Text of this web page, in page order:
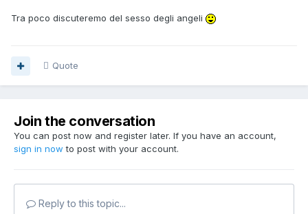
Tra poco discuteremo del sesso degli angeli
Quote
Join the conversation
You can post now and register later. If you have an account,
sign in now to post with your account.
Reply to this topic...